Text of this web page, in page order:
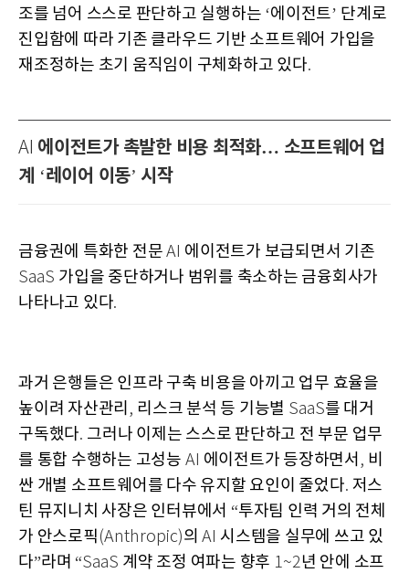
조를 넘어 스스로 판단하고 실행하는 ‘에이전트’ 단계로
진입함에 따라 기존 클라우드 기반 소프트웨어 가입을
재조정하는 초기 움직임이 구체화하고 있다.
AI 에이전트가 촉발한 비용 최적화… 소프트웨어 업
계
‘레이어 이동’ 시작
금융권에 특화한 전문 AI 에이전트가 보급되면서 기존
SaaS 가입을 중단하거나 범위를 축소하는 금융회사가
나타나고 있다.
과거 은행들은 인프라 구축 비용을 아끼고 업무 효율을
높이려 자산관리 , 리스크 분석 등 기능별 SaaS를 대거
구독했다. 그러나 이제는 스스로 판단하고 전 부문 업무
를 통합 수행하는 고성능 AI 에이전트가 등장하면서 , 비
싼 개별 소프트웨어를 다수 유지할 요인이 줄었다. 저스
틴 뮤지니치 사장은 인터뷰에서 “투자팀 인력 거의 전체
가 안스로픽 (Anthropic)의 AI 시스템을 실무에 쓰고 있
다”라며 “SaaS 계약 조정 여파는 향후 1~2년 안에 소프